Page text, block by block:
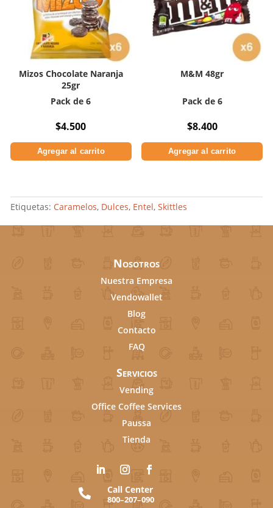
Mizos Chocolate Naranja
25gr
Pack de 6
$4.500
Agregar al carrito
M&M 48gr
Pack de 6
$8.400
Agregar al carrito
Etiquetas: Caramelos, Dulces, Entel, Skittles
Nosotros
Nuestra Empresa
Vendowallet
Blog
Contacto
FAQ
Servicios
Vending
Office Coffee Services
Paussa
Tienda
 Call Center
800–207–090